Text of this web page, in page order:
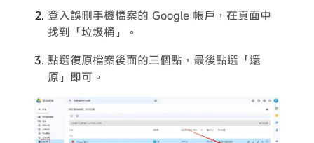
登入誤刪手機檔案的 Google 帳戶，在頁面中
找到「垃圾桶」。
點選復原檔案後面的三個點，最後點選「還
原」即可。